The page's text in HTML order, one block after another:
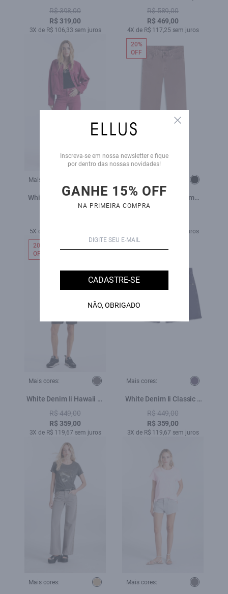
Azul Bic
R$ 398,00
R$ 319,00
3X de R$ 106,33 sem juros
Wide Et. Zetex Purple
Blue
R$ 589,00
R$ 469,00
4X de R$ 117,25 sem juros
Mais cores:
White Denim Ii Patheph
Et Zetex Magenta
5X de R$ 119,60 sem juros
White Denim Ii Mom
Purple Gray
4X de R$ 117,25 sem juros
20%
OFF
Mais cores:
White Denim Ii Hawaii Et
Zetex Plumbo
R$ 449,00
R$ 359,00
3X de R$ 119,67 sem juros
20%
OFF
Mais cores:
White Denim Ii Classic c
Et Zetex Purple Blue
R$ 449,00
R$ 359,00
3X de R$ 119,67 sem juros
Mais cores: Mais cores:
Close
Inscreva-se em nossa newsletter e fique
por dentro das nossas novidades!
GANHE 15% OFF
NA PRIMEIRA COMPRA
CADASTRE-SE
NÃO, OBRIGADO